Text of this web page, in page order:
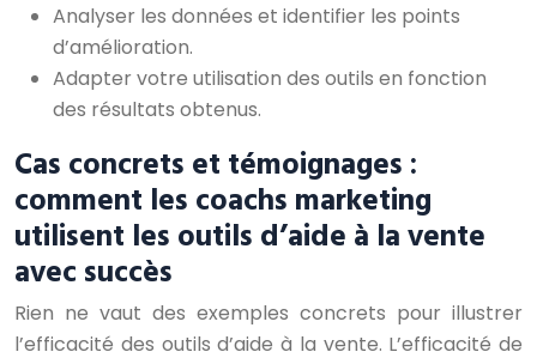
Analyser les données et identifier les points
d’amélioration.
Adapter votre utilisation des outils en fonction
des résultats obtenus.
Cas concrets et témoignages :
comment les coachs marketing
utilisent les outils d’aide à la vente
avec succès
Rien ne vaut des exemples concrets pour illustrer
l’efficacité des outils d’aide à la vente. L’efficacité de